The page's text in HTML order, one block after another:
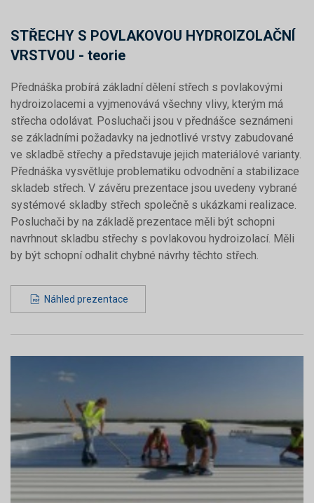
STŘECHY S POVLAKOVOU HYDROIZOLAČNÍ
VRSTVOU - teorie
Přednáška probírá základní dělení střech s povlakovými
hydroizolacemi a vyjmenovává všechny vlivy, kterým má
střecha odolávat. Posluchači jsou v přednášce seznámeni
se základními požadavky na jednotlivé vrstvy zabudované
ve skladbě střechy a představuje jejich materiálové varianty.
Přednáška vysvětluje problematiku odvodnění a stabilizace
skladeb střech. V závěru prezentace jsou uvedeny vybrané
systémové skladby střech společně s ukázkami realizace.
Posluchači by na základě prezentace měli být schopni
navrhnout skladbu střechy s povlakovou hydroizolací. Měli
by být schopní odhalit chybné návrhy těchto střech.
Náhled prezentace